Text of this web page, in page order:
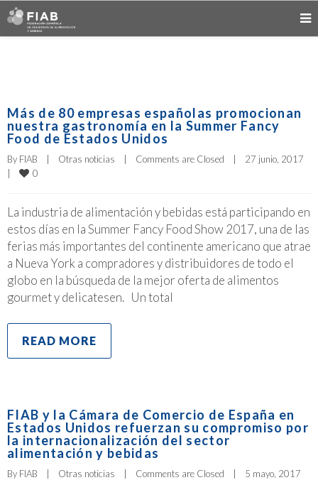
Más de 80 empresas españolas promocionan
nuestra gastronomía en la Summer Fancy
Food de Estados Unidos
By FIAB Otras noticias Comments are Closed
0
La industria de alimentación y bebidas está participando en
estos días en la Summer Fancy Food Show 2017, una de las
ferias más importantes del continente americano que atrae
a Nueva York a compradores y distribuidores de todo el
globo en la búsqueda de la mejor oferta de alimentos
gourmet y delicatesen. Un total
READ MORE
FIAB y la Cámara de Comercio de España en
Estados Unidos refuerzan su compromiso por
la internacionalización del sector
alimentación y bebidas
By FIAB Otras noticias Comments are Closed